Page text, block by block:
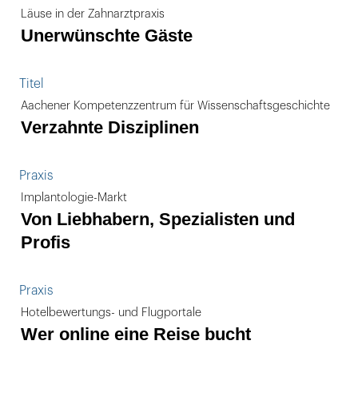
Läuse in der Zahnarztpraxis
Unerwünschte Gäste
Titel
Aachener Kompetenzzentrum für Wissenschaftsgeschichte
Verzahnte Disziplinen
Praxis
Implantologie-Markt
Von Liebhabern, Spezialisten und
Profis
Praxis
Hotelbewertungs- und Flugportale
Wer online eine Reise bucht